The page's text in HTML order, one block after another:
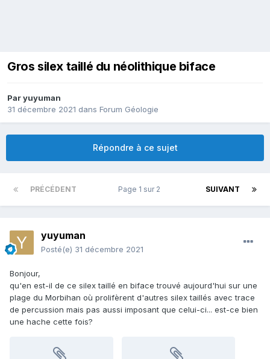
Gros silex taillé du néolithique biface
Paryuyuman
31 décembre 2021 dans Forum Géologie
Répondre à ce sujet
PRÉCÉDENT SUIVANT
Page 1 sur 2
yuyuman
Posté(e) 31 décembre 2021
Bonjour,
qu'en est-il de ce silex taillé en biface trouvé aujourd'hui sur une
plage du Morbihan où prolifèrent d'autres silex taillés avec trace
de percussion mais pas aussi imposant que celui-ci... est-ce bien
une hache cette fois?